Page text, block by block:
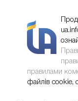
правилами
файлів cookie,